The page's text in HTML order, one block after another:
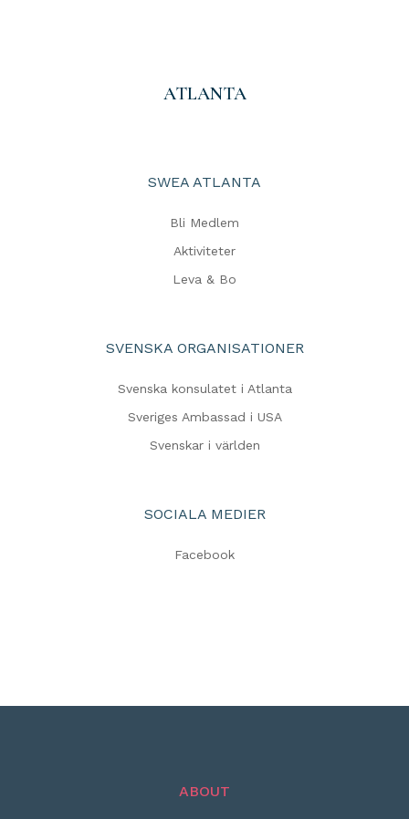
ATLANTA
SWEA ATLANTA
Bli Medlem
Aktiviteter
Leva & Bo
SVENSKA ORGANISATIONER
Svenska konsulatet i Atlanta
Sveriges Ambassad i USA
Svenskar i världen
SOCIALA MEDIER
Facebook
ABOUT